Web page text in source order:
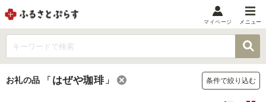
メニュー
マイメニュー
マイページ
マイページ
お礼の品 「 はぜや珈琲 」 条件で絞り込む